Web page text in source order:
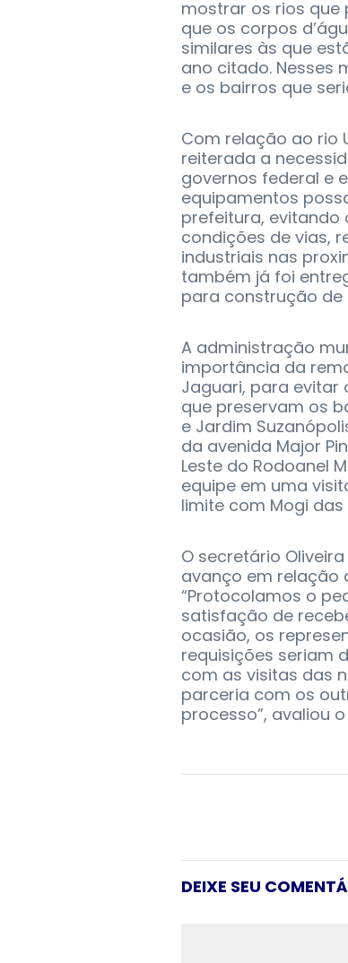
mostrar os rios que
que os corpos
similares às que
ano citado. Nesses
e os bairros que
Com relação ao rio
reiterada a
governos federal e
equipamentos
prefeitura,
condições de vias,
industriais nas
também já foi
para construção de
A administração
importância da
Jaguari, para evitar
que preservam os
e Jardim
da avenida Major
Leste do Rodoanel
equipe em uma
limite com Mogi das
O secretário
avanço em relação
“Protocolamos o
satisfação de
ocasião, os
requisições seriam
com as visitas das
parceria com os
processo”, avaliou
DEIXE SEU